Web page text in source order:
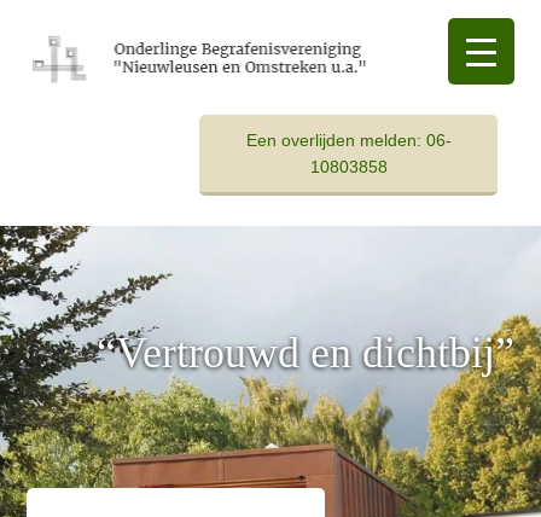
Een overlijden melden: 06-
10803858
Main
Content
“Vertrouwd en dichtbij”